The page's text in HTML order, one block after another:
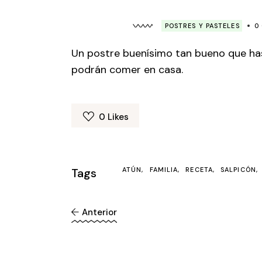
POSTRES Y PASTELES 0
Un postre buenísimo tan bueno que
podrán comer en casa.
0 Likes
Tags ATÚN FAMILIA RECETA SALPICÓN
Anterior